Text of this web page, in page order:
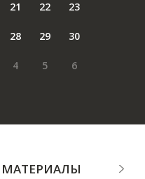
21 22 23
28 29 30
4 5 6